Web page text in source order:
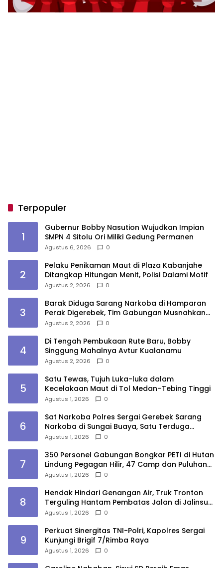
Terpopuler
1
Gubernur Bobby Nasution Wujudkan Impian
SMPN 4 Sitolu Ori Miliki Gedung Permanen
Agustus 6, 2026 0
2
Pelaku Penikaman Maut di Plaza Kabanjahe
Ditangkap Hitungan Menit, Polisi Dalami Motif
Agustus 2, 2026 0
3
Barak Diduga Sarang Narkoba di Hamparan
Perak Digerebek, Tim Gabungan Musnahkan
Lokasi
Agustus 2, 2026 0
4
Di Tengah Pembukaan Rute Baru, Bobby
Singgung Mahalnya Avtur Kualanamu
Agustus 2, 2026 0
5
Satu Tewas, Tujuh Luka-luka dalam
Kecelakaan Maut di Tol Medan–Tebing Tinggi
Agustus 1, 2026 0
6
Sat Narkoba Polres Sergai Gerebek Sarang
Narkoba di Sungai Buaya, Satu Terduga
Pelaku Diamankan
Agustus 1, 2026 0
7
350 Personel Gabungan Bongkar PETI di Hutan
Lindung Pegagan Hilir, 47 Camp dan Puluhan
Peralatan Dimusnahkan
Agustus 1, 2026 0
8
Hendak Hindari Genangan Air, Truk Tronton
Terguling Hantam Pembatas Jalan di Jalinsum
Sergai
Agustus 1, 2026 0
9
Perkuat Sinergitas TNI-Polri, Kapolres Sergai
Kunjungi Brigif 7/Rimba Raya
Agustus 1, 2026 0